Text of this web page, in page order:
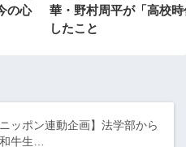
の心
華・野村周平が「高校
したこと
ッポン連動企画】法学部から
牛生…